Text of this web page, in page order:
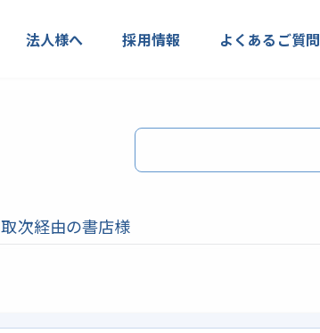
法人様へ 採用情報 よくあるご質問
取次経由の書店様